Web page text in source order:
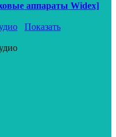
аппараты Widex]
Показать